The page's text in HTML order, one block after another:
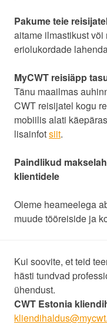
Pakume teie
aitame ilmastikust
eriolukordade
MyCWT reisiäpp
Tänu maailmas
CWT reisijatel kogu
mobiilis alati
lisainfotsiit.
Paindlikud
klientidele
Oleme heameelega
muude tööreiside ja
Kui soovite, et teid
hästi tundvad
ühendust.
CWT Estonia